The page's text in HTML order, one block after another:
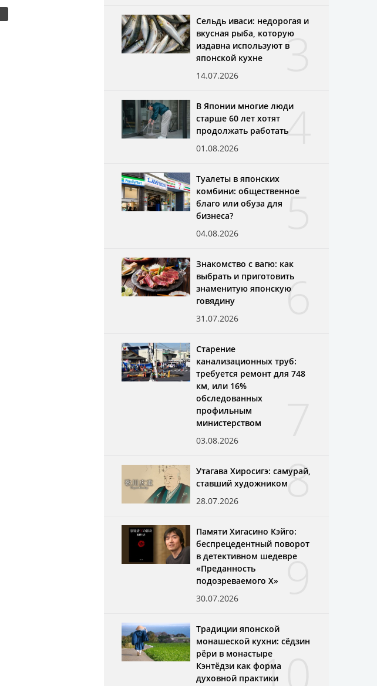
3
Сельдь иваси: недорогая и
вкусная рыба, которую
издавна используют в
японской кухне
14.07.2026
4
В Японии многие люди
старше 60 лет хотят
продолжать работать
01.08.2026
5
Туалеты в японских
комбини: общественное
благо или обуза для
бизнеса?
04.08.2026
6
Знакомство с вагю: как
выбрать и приготовить
знаменитую японскую
говядину
31.07.2026
Старение
канализационных труб:
требуется ремонт для 748
км, или 16%
обследованных
профильным
министерством
03.08.2026
8
Утагава Хиросигэ: самурай,
ставший художником
28.07.2026
9
Памяти Хигасино Кэйго:
беспрецедентный поворот
в детективном шедевре
«Преданность
подозреваемого X»
30.07.2026
Традиции японской
монашеской кухни: сёдзин
рёри в монастыре
Кэнтёдзи как форма
духовной практики